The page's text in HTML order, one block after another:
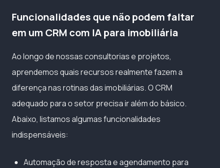
Funcionalidades que não podem faltar
em um CRM com IA para imobiliária
Ao longo de nossas consultorias e projetos,
aprendemos quais recursos realmente fazem a
diferença nas rotinas das imobiliárias. O CRM
adequado para o setor precisa ir além do básico.
Abaixo, listamos algumas funcionalidades
indispensáveis:
Automação de resposta e agendamento para